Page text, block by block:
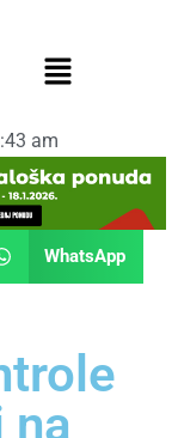
am
WhatsApp
na